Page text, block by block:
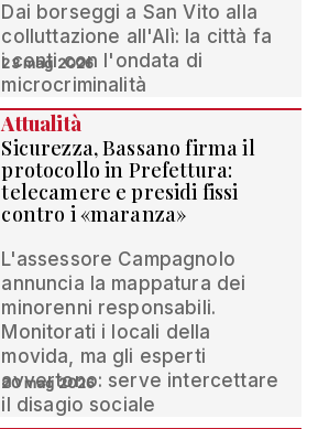
Dai borseggi a San Vito alla
colluttazione all'Alì: la città fa
i conti con l'ondata di
microcriminalità
23 mag 2026
Attualità
Sicurezza, Bassano firma il
protocollo in Prefettura:
telecamere e presidi fissi
contro i «maranza»
L'assessore Campagnolo
annuncia la mappatura dei
minorenni responsabili.
Monitorati i locali della
movida, ma gli esperti
avvertono: serve intercettare
il disagio sociale
20 mag 2026